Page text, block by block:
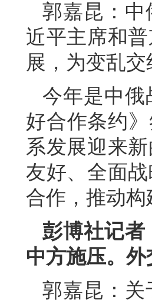
郭嘉昆：中
近平主席和
展，为变乱
今年是中俄
好合作条约
系发展迎来
友好、全面
合作，推动
彭博社记者
中方施压。
郭嘉昆：关